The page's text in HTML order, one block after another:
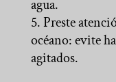
agua.
Preste
océano: evite
agitados.